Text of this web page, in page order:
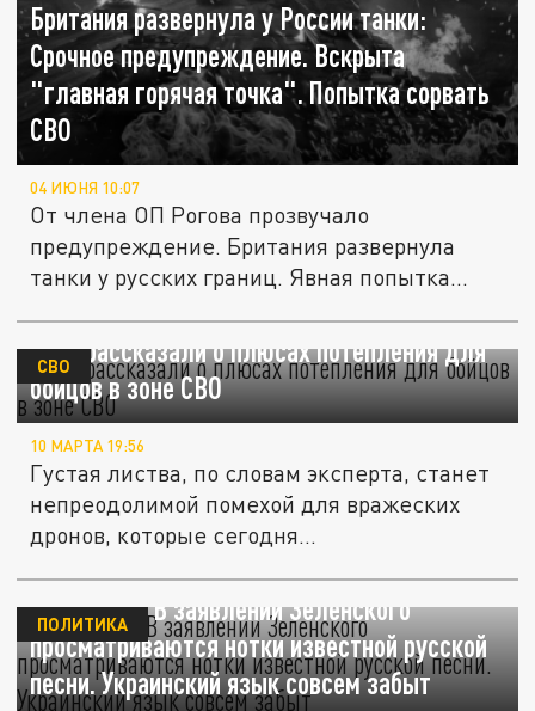
Британия развернула у России танки:
Срочное предупреждение. Вскрыта
"главная горячая точка". Попытка сорвать
СВО
04 ИЮНЯ 10:07
От члена ОП Рогова прозвучало
предупреждение. Британия развернула
танки у русских границ. Явная попытка...
В ОП рассказали о плюсах потепления для
бойцов в зоне СВО
СВО
10 МАРТА 19:56
Густая листва, по словам эксперта, станет
непреодолимой помехой для вражеских
дронов, которые сегодня...
Плагиатор. В заявлении Зеленского
просматриваются нотки известной русской
песни. Украинский язык совсем забыт
ПОЛИТИКА